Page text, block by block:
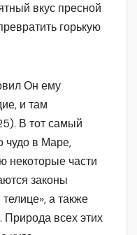
вкус пресной
горькую
Он ему
и там
В тот самый
чудо в Маре,
некоторые части
законы
а также
Природа всех этих